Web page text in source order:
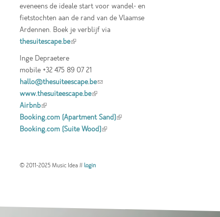
eveneens de ideale start voor wandel- en
fietstochten aan de rand van de Vlaamse
Ardennen. Boek je verblijf via
thesuitescape.be(link is external)
Inge Depraetere
mobile +32 475 89 07 21
hallo@thesuiteescape.be(link sends e-mail)
www.thesuiteescape.be(link is external)
Airbnb(link is external)
Booking.com (Apartment Sand)(link is
Booking.com (Suite Wood)(link is external)
© 2011-2025 Music Idea //login